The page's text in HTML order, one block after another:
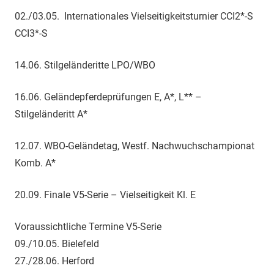
02./03.05. Internationales Vielseitigkeitsturnier CCI2*-S
CCI3*-S
14.06. Stilgeländeritte LPO/WBO
16.06. Geländepferdeprüfungen E, A*, L** –
Stilgeländeritt A*
12.07. WBO-Geländetag, Westf. Nachwuchschampionat
Komb. A*
20.09. Finale V5-Serie – Vielseitigkeit Kl. E
Voraussichtliche Termine V5-Serie
09./10.05. Bielefeld
27./28.06. Herford